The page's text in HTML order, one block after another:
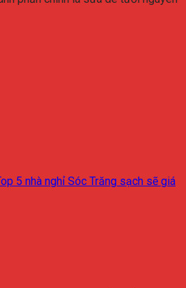
5 nhà nghỉ Sóc Trăng sạch sẽ giá